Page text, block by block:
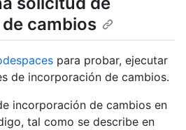
cambios
para probar, ejecutar
de incorporación de cambios.
incorporación de cambios en
tal como se describe en